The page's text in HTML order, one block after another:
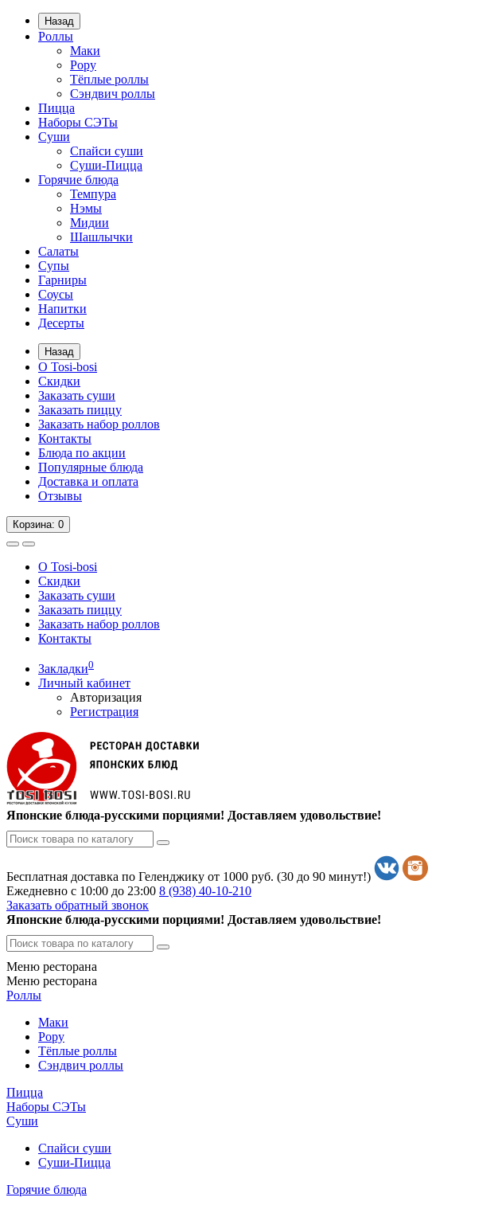
Назад
Роллы
Маки
Рору
Тёплые роллы
Сэндвич роллы
Пицца
Наборы СЭТы
Суши
Спайси суши
Суши-Пицца
Горячие блюда
Темпура
Нэмы
Мидии
Шашлычки
Салаты
Супы
Гарниры
Соусы
Напитки
Десерты
Назад
О Tosi-bosi
Скидки
Заказать суши
Заказать пиццу
Заказать набор роллов
Контакты
Блюда по акции
Популярные блюда
Доставка и оплата
Отзывы
Корзина: 0
О Tosi-bosi
Скидки
Заказать суши
Заказать пиццу
Заказать набор роллов
Контакты
Закладки0
Личный кабинет
Авторизация
Регистрация
Японские блюда-русскими порциями! Доставляем удовольствие!
Бесплатная доставка по Геленджику от 1000 руб. (30 до 90 минут!)
Ежедневно с 10:00 до 23:00 8 (938) 40-10-210
Заказать обратный звонок
Японские блюда-русскими порциями! Доставляем удовольствие!
Меню ресторана
Меню ресторана
Роллы
Маки
Рору
Тёплые роллы
Сэндвич роллы
Пицца
Наборы СЭТы
Суши
Спайси суши
Суши-Пицца
Горячие блюда